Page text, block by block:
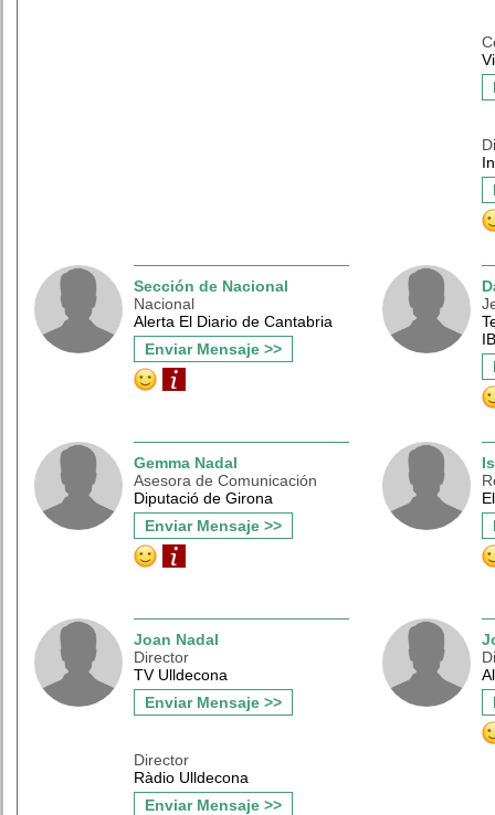
Sección de Nacional
Nacional
Alerta El Diario de Cantabria
Enviar Mensaje >>
Gemma Nadal
Asesora de Comunicación
Diputació de Girona
Enviar Mensaje >>
Joan Nadal
Director
TV Ulldecona
Enviar Mensaje >>
Director
Ràdio Ulldecona
Enviar Mensaje >>